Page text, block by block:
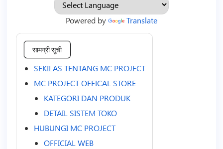
Powered by Translate
सामग्री सूची
SEKILAS TENTANG MC PROJECT
MC PROJECT OFFICAL STORE
KATEGORI DAN PRODUK
DETAIL SISTEM TOKO
HUBUNGI MC PROJECT
OFFICIAL WEB